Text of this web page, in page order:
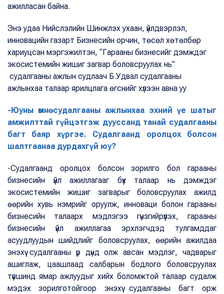
ажилласан байна.
Энэ удаа Нийслэлийн Шинжлэх ухаан, үйлдвэрлэл,
инновацийн газарт Бизнесийн орчин, төсөл хөтөлбөр
хариуцсан мэргэжилтэн, “Гарааны бизнесийг дэмждэг
экосистемийн жишиг загвар боловсруулах нь”
судалгааны ажлын судлаач Б.Удвал судалгааны
ажлынхаа талаар ярилцлага өгснийг хүлээн авна уу
-Юуны өмнө судалгааны ажлынхаа эхний үе шатыг
амжилттай гүйцэтгэж дууссанд танай судалгааны
багт баяр хүргэе. Судалгаанд оролцох болсон
шалтгаанаа дурдахгүй юу?
-Судалгаанд оролцох болсон зорилго бол гарааны
бизнесийн үйл ажиллагааг бүх талаар нь дэмждэг
экосистемийн жишиг загварыг боловсруулах ажилд
өөрийн хувь нэмрийг оруулж, инноваци болон гарааны
бизнесийн талаарх мэдлэгээ гүнзгийрүүлэх, гарааны
бизнесийн үйл ажиллагаа эрхлэгчдэд тулгамддаг
асуудлуудын шийдлийг боловсруулах, өөрийн ажилдаа
энэхүү судалгааны үр дүнд олж авсан мэдлэг, чадварыг
ашиглаж, цаашлаад салбарын бодлого боловсруулах
түвшинд ямар ажлуудыг хийх боломжтой талаар судалж
мэдэх зорилготойгоор энэхүү судалгааны багт орж